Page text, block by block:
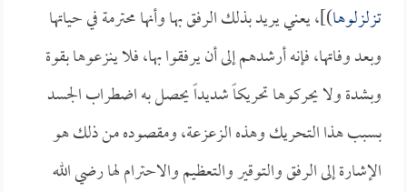
تزلزلوها)]، يعني يريد بذلك الرفق بها وأنها محترمة في حياتها
وبعد وفاتها، فإنه أرشدهم إلى أن يرفقوا بها، فلا ينزعوها بقوة
وبشدة ولا يحركوها تحريكاً شديداً يحصل به اضطراب الجسد
بسبب هذا التحريك وهذه الزعزعة، ومقصوده من ذلك هو
الإشارة إلى الرفق والتوقير والتعظيم والاحترام لها رضي الله